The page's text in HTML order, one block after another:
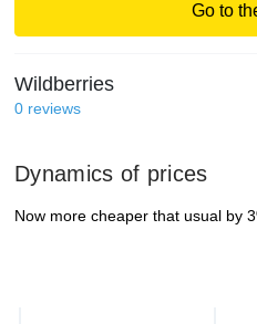
Go to
Wildberries
0 reviews
Dynamics of prices
Now more cheaper that usual by 3